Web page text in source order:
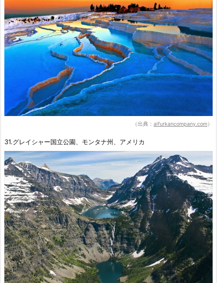
（出典： alfurkancompany.com）
31.グレイシャー国立公園、モンタナ州、アメリカ